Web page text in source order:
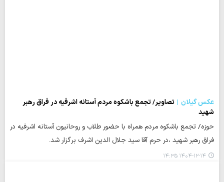
عکس گیلان
تصاویر/ تجمع باشکوه مردم آستانه اشرفیه در فراق رهبر
شهید
حوزه/ تجمع باشکوه مردم همراه با حضور طلاب و روحانیون آستانه اشرفیه در
فراق رهبر شهید ،در حرم آقا سید جلال الدین اشرف برگزار شد.
۱۴۰۴-۱۲-۱۴ ۱۴:۳۵